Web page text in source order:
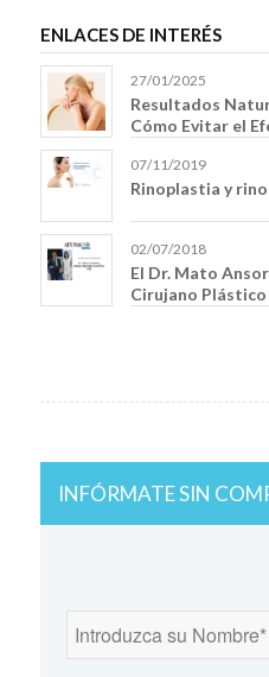
ENLACES DE INTERÉS
27/01/2025
Resultados
Cómo Evitar el
07/11/2019
Rinoplastia y
02/07/2018
El Dr. Mato
Cirujano
INFÓRMATE SIN